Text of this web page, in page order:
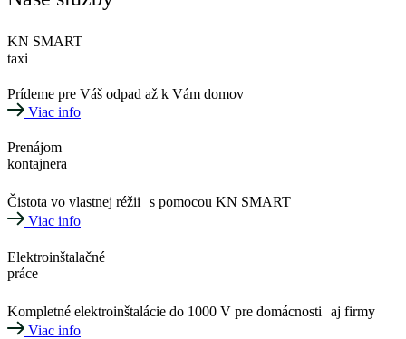
KN SMART
taxi
Prídeme pre Váš odpad až k Vám domov
Viac info
Prenájom
kontajnera
Čistota vo vlastnej réžii s pomocou KN SMART
Viac info
Elektroinštalačné
práce
Kompletné elektroinštalácie do 1000 V pre domácnosti aj firmy
Viac info